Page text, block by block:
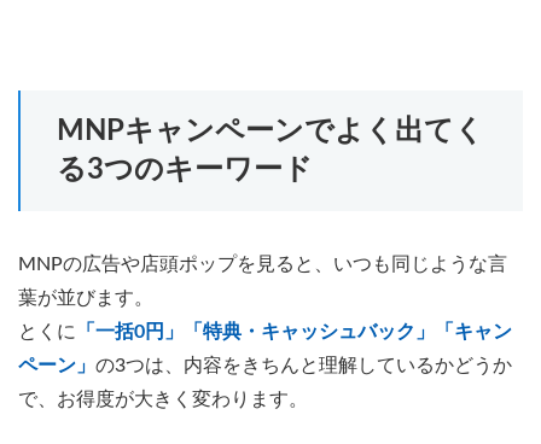
MNPキャンペーンでよく出てく
る3つのキーワード
MNPの広告や店頭ポップを見ると、いつも同じような言
葉が並びます。
とくに
「一括0円」「特典・キャッシュバック」「キャン
ペーン」 の3つは、内容をきちんと理解しているかどうか
で、お得度が大きく変わります。